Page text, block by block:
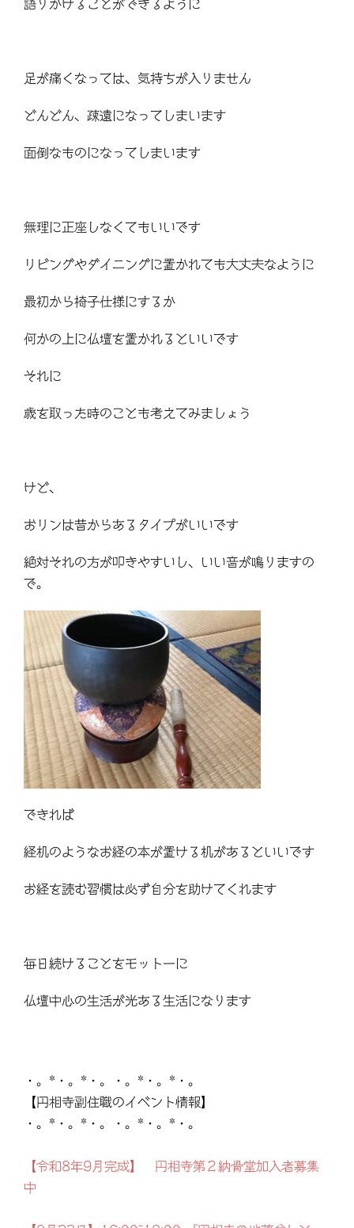
語りかけることができるように
足が痛くなっては、気持ちが入りません
どんどん、疎遠になってしまいます
面倒なものになってしまいます
無理に正座しなくてもいいです
リビングやダイニングに置かれても大丈夫なように
最初から椅子仕様にするか
何かの上に仏壇を置かれるといいです
それに
歳を取った時のことも考えてみましょう
けど、
おリンは昔からあるタイプがいいです
絶対それの方が叩きやすいし、いい音が鳴りますの
で。
できれば
経机のようなお経の本が置ける机があるといいです
お経を読む習慣は必ず自分を助けてくれます
毎日続けることをモットーに
仏壇中心の生活が光ある生活になります
・。*・。*・。・。*・。*・。
【円相寺副住職のイベント情報】
・。*・。*・。・。*・。*・。
【令和8年9月完成】 円相寺第２納骨堂加入者募集
中